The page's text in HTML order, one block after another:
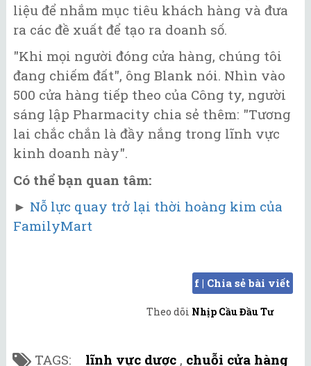
liệu để nhắm mục tiêu khách hàng và đưa
ra các đề xuất để tạo ra doanh số.
"Khi mọi người đóng cửa hàng, chúng tôi
đang chiếm đất", ông Blank nói. Nhìn vào
500 cửa hàng tiếp theo của Công ty, người
sáng lập Pharmacity chia sẻ thêm: "Tương
lai chắc chắn là đầy nắng trong lĩnh vực
kinh doanh này".
Có thể bạn quan tâm:
► Nỗ lực quay trở lại thời hoàng kim của
FamilyMart
f | Chia sẻ bài viết
Theo dõi Nhịp Cầu Đầu Tư
TAGS: lĩnh vực dược , chuỗi cửa hàng